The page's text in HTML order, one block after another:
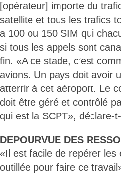
[opérateur] importe du
satellite et tous les trafics
a 100 ou 150 SIM qui
si tous les appels sont
fin. «A ce stade, c’est
avions. Un pays doit avoir
atterrir à cet aéroport. Le
doit être géré et contrôlé
qui est la SCPT», déclare-
DEPOURVUE DES
«Il est facile de repérer les
outillée pour faire ce